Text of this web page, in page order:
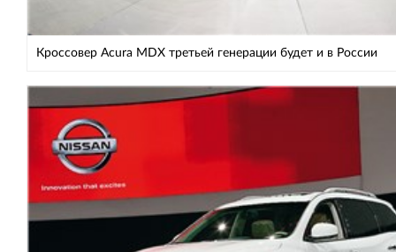
Кроссовер Acura MDX третьей генерации будет и в России